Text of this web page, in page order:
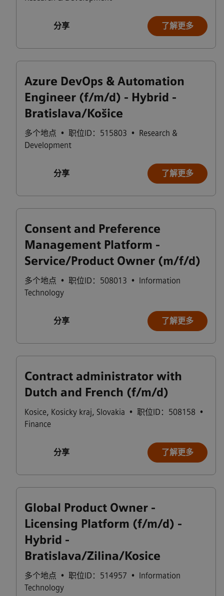
分享 了解更多
Azure DevOps & Automation
Engineer (f/m/d) - Hybrid -
Bratislava/Košice
多个地点 • 职位ID：515803 • Research &
Development
分享 了解更多
Consent and Preference
Management Platform -
Service/Product Owner (m/f/d)
多个地点 • 职位ID：508013 • Information
Technology
分享 了解更多
Contract administrator with
Dutch and French (f/m/d)
Kosice, Kosicky kraj, Slovakia • 职位ID：508158 •
Finance
分享 了解更多
Global Product Owner -
Licensing Platform (f/m/d) -
Hybrid -
Bratislava/Zilina/Kosice
多个地点 • 职位ID：514957 • Information
Technology